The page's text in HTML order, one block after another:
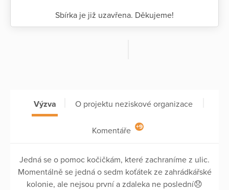
Sbírka je již uzavřena. Děkujeme!
Výzva O projektu neziskové organizace
Komentáře +9
Jedná se o pomoc kočičkám, které zachraníme z ulic.
Momentálně se jedná o sedm koťátek ze zahrádkářské
kolonie, ale nejsou první a zdaleka ne poslední😞